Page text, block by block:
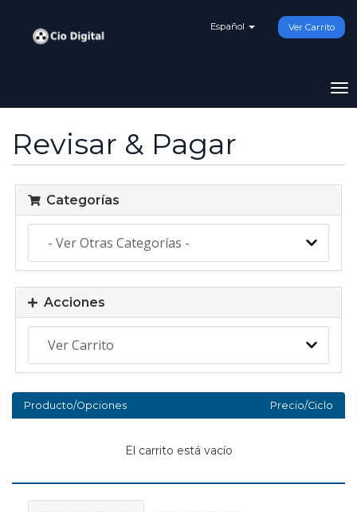
Español Ver Carrito
Revisar & Pagar
Categorías
Acciones
Producto/Opciones Precio/Ciclo
El carrito está vacío